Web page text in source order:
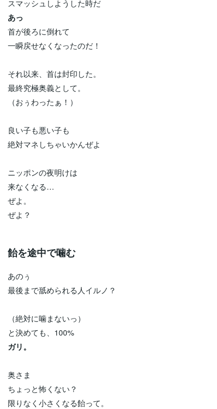
スマッシュしようした時だ
あっ
首が後ろに倒れて
一瞬戻せなくなったのだ！
それ以来、首は封印した。
最終究極奥義として。
（おぅわったぁ！）
良い子も悪い子も
絶対マネしちゃいかんぜよ
ニッポンの夜明けは
来なくなる…
ぜよ。
ぜよ？
飴を途中で噛む
あのぅ
最後まで舐められる人イルノ？
（絶対に噛まないっ）
と決めても、100%
ガリ。
奥さま
ちょっと怖くない？
限りなく小さくなる飴って。